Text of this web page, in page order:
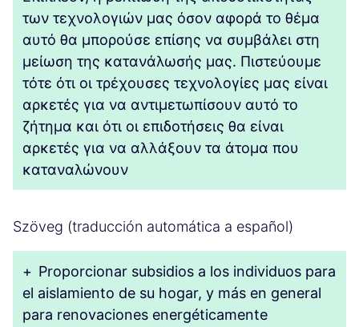
των τεχνολογιών μας όσον αφορά το θέμα
αυτό θα μπορούσε επίσης να συμβάλει στη
μείωση της κατανάλωσής μας. Πιστεύουμε
τότε ότι οι τρέχουσες τεχνολογίες μας είναι
αρκετές για να αντιμετωπίσουν αυτό το
ζήτημα και ότι οι επιδοτήσεις θα είναι
αρκετές για να αλλάξουν τα άτομα που
καταναλώνουν
Szöveg (traducción automática a español)
+ Proporcionar subsidios a los individuos para
el aislamiento de su hogar, y más en general
para renovaciones energéticamente